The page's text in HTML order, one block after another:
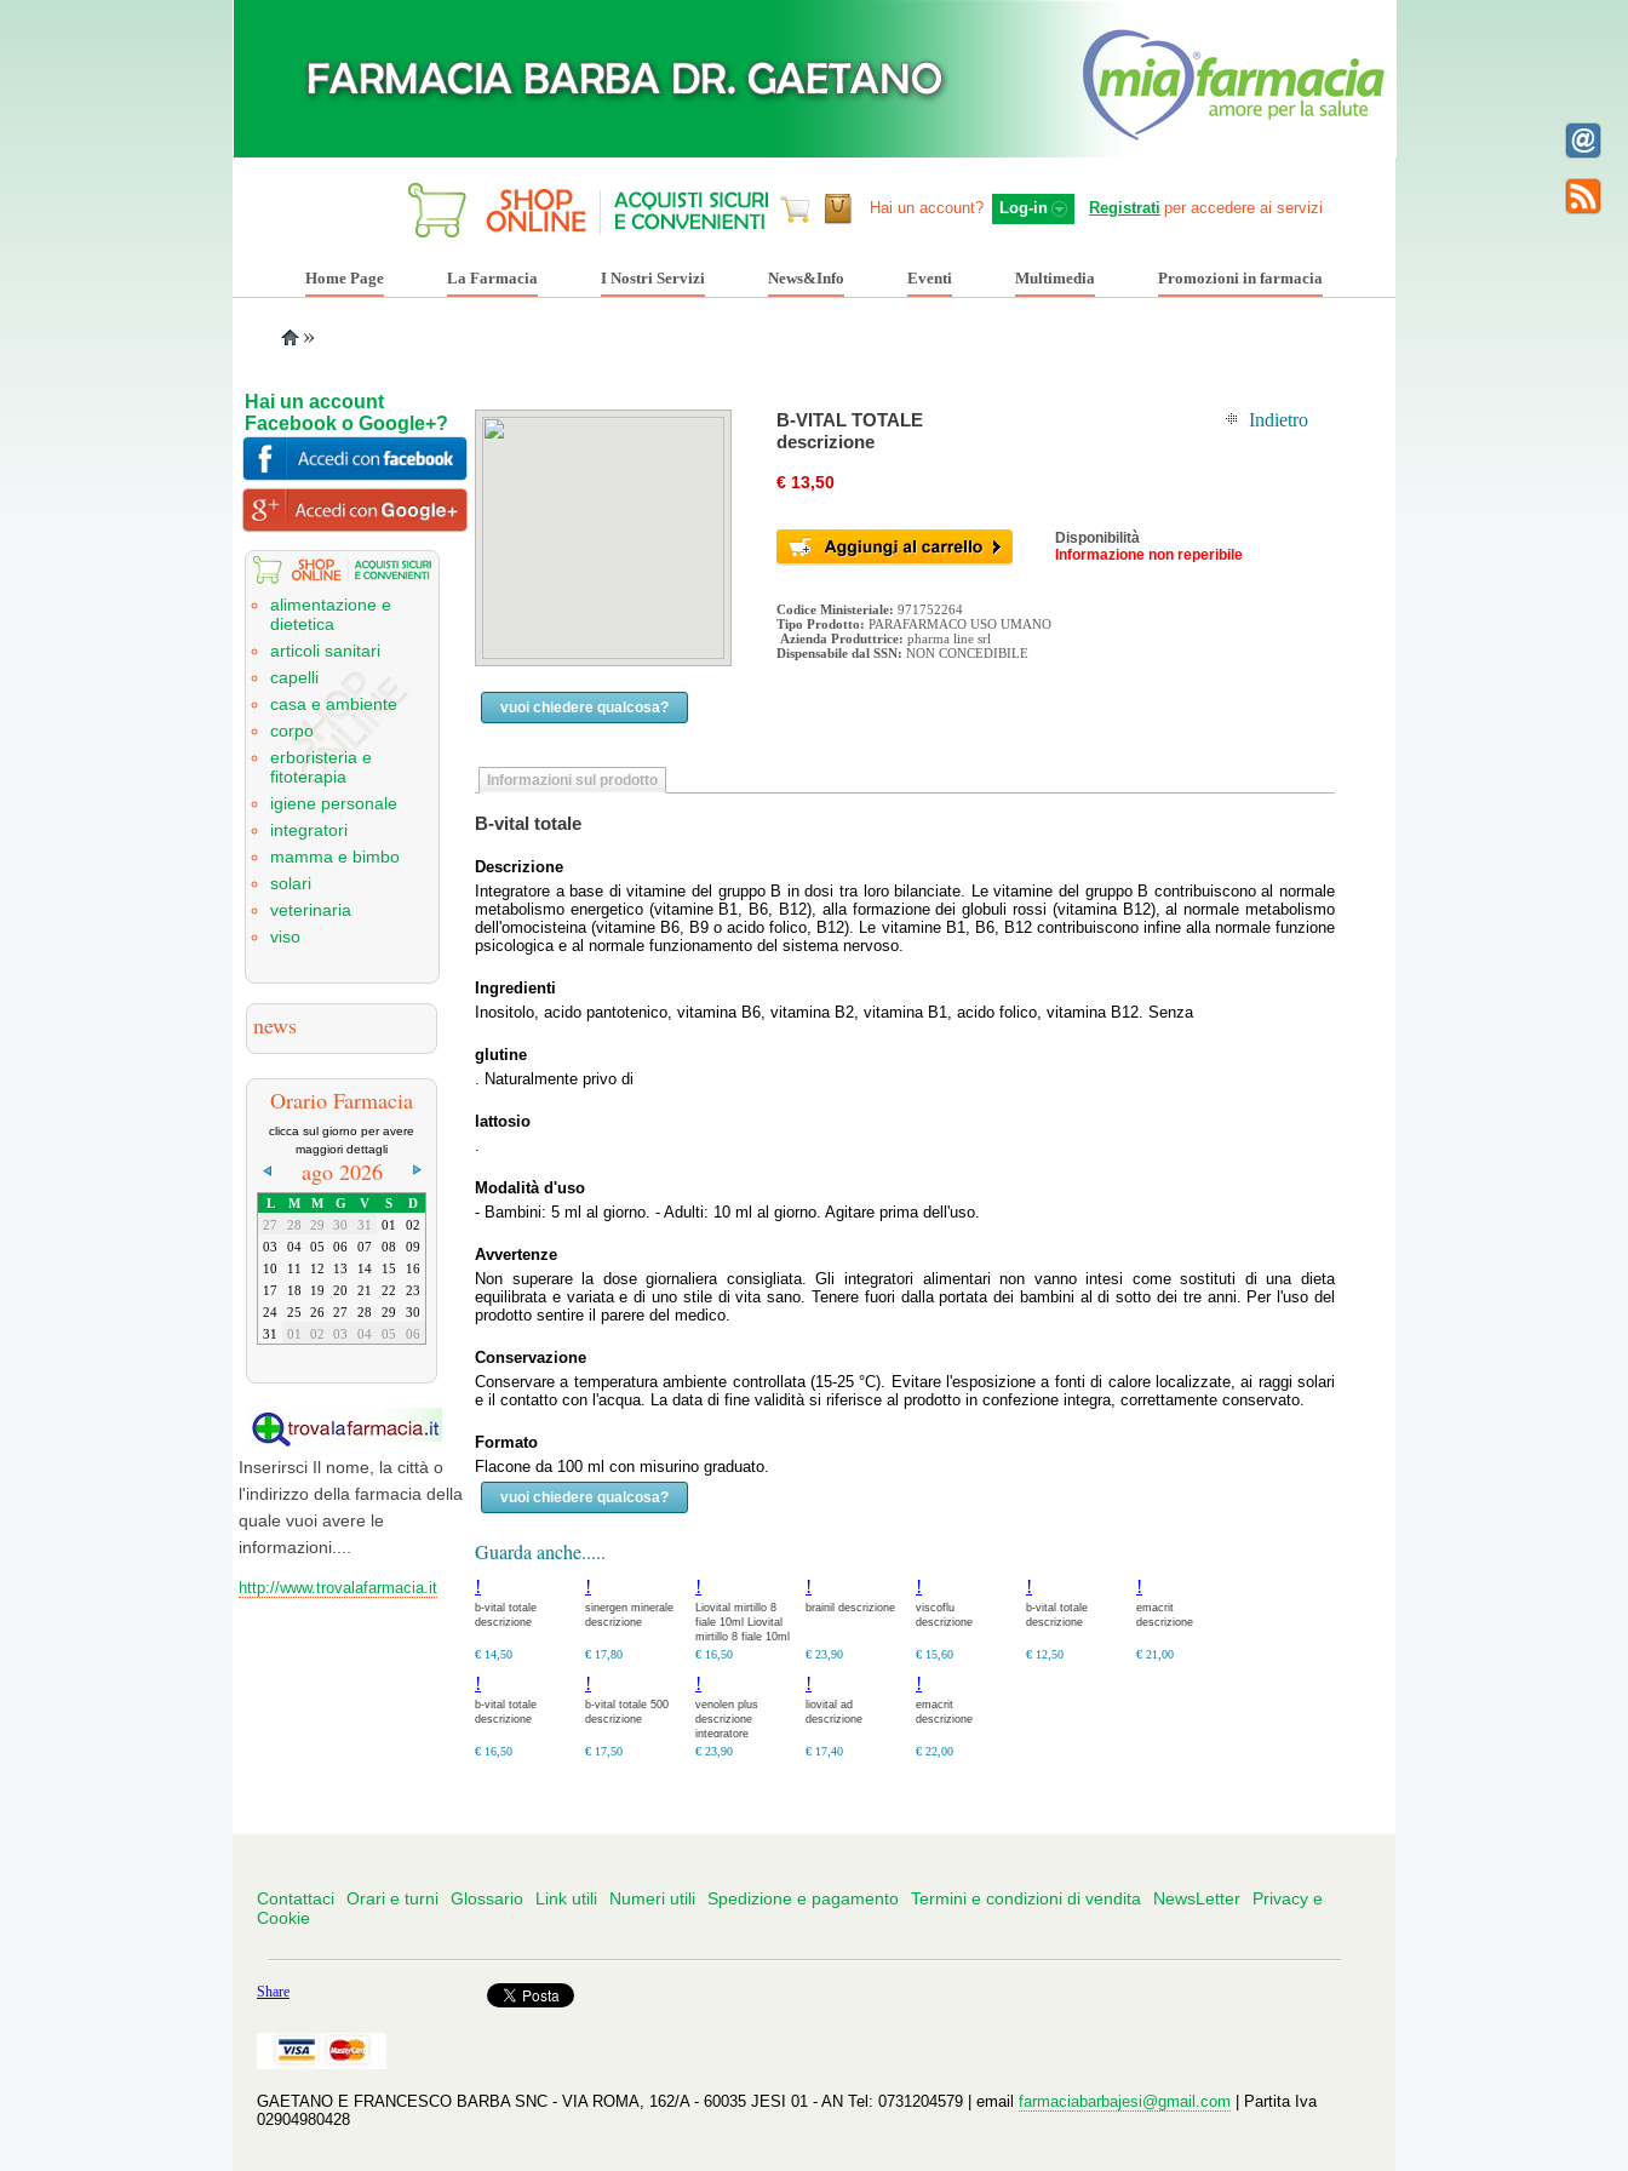
Hai un account
Facebook o Google+?
alimentazione e
dietetica
articoli sanitari
capelli
casa e ambiente
corpo
erboristeria e
fitoterapia
igiene personale
integratori
mamma e bimbo
solari
veterinaria
viso
news
Orario Farmacia
clicca sul giorno per avere
maggiori dettagli
ago 2026
L M M G V S
D
27
28 29 30 31 01
02
03
04 05 06 07 08
09
10
11 12 13 14 15
16
17
18 19 20 21 22
23
24
25 26 27 28 29
30
31
01 02 03 04 05 06
Inserirsci Il nome, la città o
l'indirizzo della farmacia della
quale vuoi avere le
informazioni....
http://www.trovalafarmacia.it
Hai un account? Log-in Registrati per accedere ai servizi
Home Page La Farmacia I Nostri Servizi News&Info Eventi Multimedia Promozioni in farmacia
»
vuoi chiedere qualcosa?
B-VITAL TOTALE
Indietro
descrizione
€ 13,50
Disponibilità
Informazione non reperibile
Codice Ministeriale: 971752264
Tipo Prodotto: PARAFARMACO USO UMANO
Azienda Produttrice: pharma line srl
Dispensabile dal SSN: NON CONCEDIBILE
Informazioni sul prodotto
B-vital totale
Descrizione
Integratore a base di vitamine del gruppo B in dosi tra loro bilanciate. Le vitamine del gruppo B contribuiscono al normale
metabolismo energetico (vitamine B1, B6, B12), alla formazione dei globuli rossi (vitamina B12), al normale metabolismo
dell'omocisteina (vitamine B6, B9 o acido folico, B12). Le vitamine B1, B6, B12 contribuiscono infine alla normale funzione
psicologica e al normale funzionamento del sistema nervoso.
Ingredienti
Inositolo, acido pantotenico, vitamina B6, vitamina B2, vitamina B1, acido folico, vitamina B12. Senza
glutine
. Naturalmente privo di
lattosio
.
Modalità d'uso
- Bambini: 5 ml al giorno. - Adulti: 10 ml al giorno. Agitare prima dell'uso.
Avvertenze
Non superare la dose giornaliera consigliata. Gli integratori alimentari non vanno intesi come sostituti di una dieta
equilibrata e variata e di uno stile di vita sano. Tenere fuori dalla portata dei bambini al di sotto dei tre anni. Per l'uso del
prodotto sentire il parere del medico.
Conservazione
Conservare a temperatura ambiente controllata (15-25 °C). Evitare l'esposizione a fonti di calore localizzate, ai raggi solari
e il contatto con l'acqua. La data di fine validità si riferisce al prodotto in confezione integra, correttamente conservato.
Formato
Flacone da 100 ml con misurino graduato.
vuoi chiedere qualcosa?
Guarda anche.....
!
b-vital totale
descrizione
€ 14,50
!
sinergen minerale
descrizione
€ 17,80
!
Liovital mirtillo 8
fiale 10ml Liovital
mirtillo 8 fiale 10ml
€ 16,50
!
brainil descrizione
€ 23,90
!
viscoflu
descrizione
€ 15,60
!
b-vital totale
descrizione
€ 12,50
!
emacrit
descrizione
€ 21,00
!
b-vital totale
descrizione
€ 16,50
!
b-vital totale 500
descrizione
€ 17,50
!
venolen plus
descrizione
integratore
alimentare che
€ 23,90
!
liovital ad
descrizione
€ 17,40
!
emacrit
descrizione
€ 22,00
Contattaci Orari e turni Glossario Link utili Numeri utili Spedizione e pagamento Termini e condizioni di vendita NewsLetter
Privacy e
Cookie
Share
GAETANO E FRANCESCO BARBA SNC - VIA ROMA, 162/A - 60035 JESI 01 - AN Tel: 0731204579 | email farmaciabarbajesi@gmail.com | Partita Iva
02904980428